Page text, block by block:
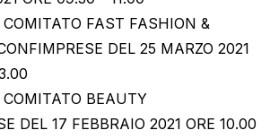
FAST FASHION &
DEL 25 MARZO 2021
BEAUTY
DEL 17 FEBBRAIO 2021 ORE 10.00